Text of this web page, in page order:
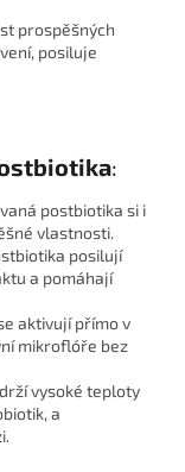
prospěšných
posiluje
:
postbiotika si i
vlastnosti.
posilují
a pomáhají
aktivují přímo v
mikroflóře bez
vysoké teploty
a